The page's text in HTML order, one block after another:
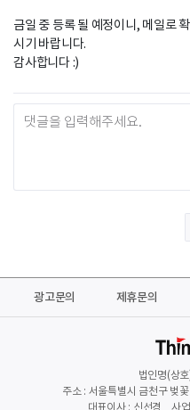
금일 중 등록 될 예정이니, 메일로
시기 바랍니다.
감사합니다 :)
광고문의 제휴문의
법인명(상
주소 : 서울특별시 금천구 벚
대표이사 : 신선경 사